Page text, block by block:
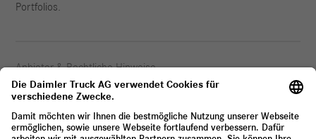
Portfolios.
Anbieter & Rechtliche Hinweise
Datenschutz